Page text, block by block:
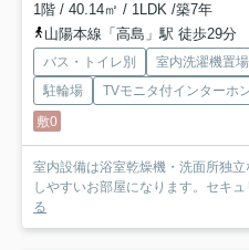
1階 / 40.14㎡ / 1LDK /築7年
山陽本線「高島」駅 徒歩29分
バス・トイレ別 室内洗濯機置場
駐輪場
TVモニタ付インターホ
敷0
室内設備は浴室乾燥機・洗面所独
しやすいお部屋になります。セキ
る